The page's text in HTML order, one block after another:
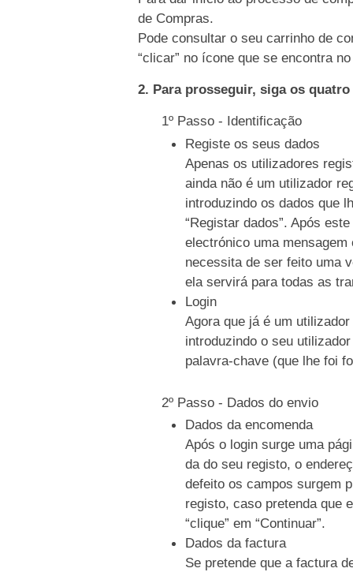
de Compras.
Pode consultar o seu carrinho de
“clicar” no ícone que se encontra
2. Para prosseguir, siga os
1º Passo - Identificação
Registe os seus dados
Apenas os utilizadores
ainda não é um utilizador
introduzindo os dados que
“Registar dados”. Após
electrónico uma
necessita de ser feito uma
ela servirá para todas as
Login
Agora que já é um
introduzindo o seu
palavra-chave (que lhe foi
2º Passo - Dados do envio
Dados da encomenda
Após o login surge uma
da do seu registo, o
defeito os campos surgem
registo, caso pretenda que
“clique” em “Continuar”.
Dados da factura
Se pretende que a factura